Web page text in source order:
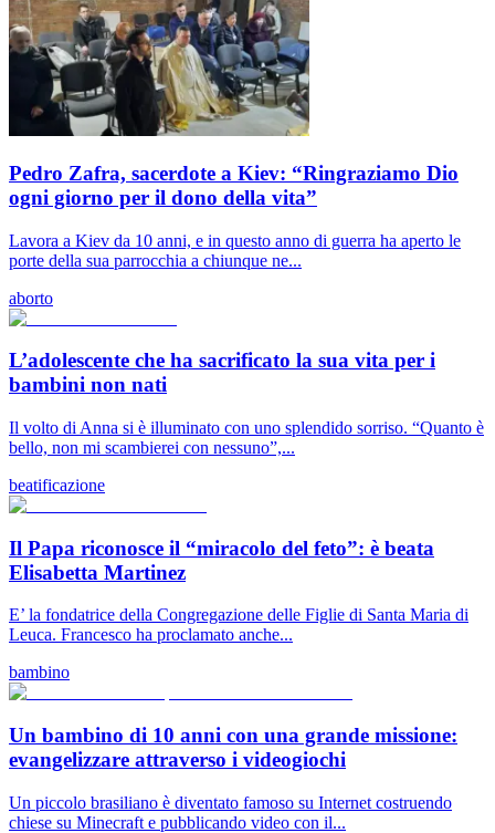
Pedro Zafra, sacerdote a Kiev: “Ringraziamo Dio
ogni giorno per il dono della vita”
Lavora a Kiev da 10 anni, e in questo anno di guerra ha aperto le
porte della sua parrocchia a chiunque ne...
aborto
L’adolescente che ha sacrificato la sua vita per i
bambini non nati
Il volto di Anna si è illuminato con uno splendido sorriso. “Quanto è
bello, non mi scambierei con nessuno”,...
beatificazione
Il Papa riconosce il “miracolo del feto”: è beata
Elisabetta Martinez
E’ la fondatrice della Congregazione delle Figlie di Santa Maria di
Leuca. Francesco ha proclamato anche...
bambino
Un bambino di 10 anni con una grande missione:
evangelizzare attraverso i videogiochi
Un piccolo brasiliano è diventato famoso su Internet costruendo
chiese su Minecraft e pubblicando video con il...